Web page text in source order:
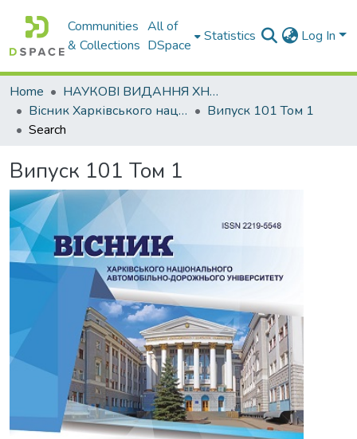
Communities
& Collections
All of
DSpace
Statistics Log In
Home
НАУКОВІ ВИДАННЯ ХНАДУ
Вісник Харківського національного автомобільно-дорожнього університету / Вестник Харьковского национального автомобильно-дорожного университета
Випуск 101 Том 1
Search
Випуск 101 Том 1